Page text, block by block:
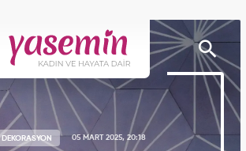
DEKORASYON 05 MART 2025, 20:18